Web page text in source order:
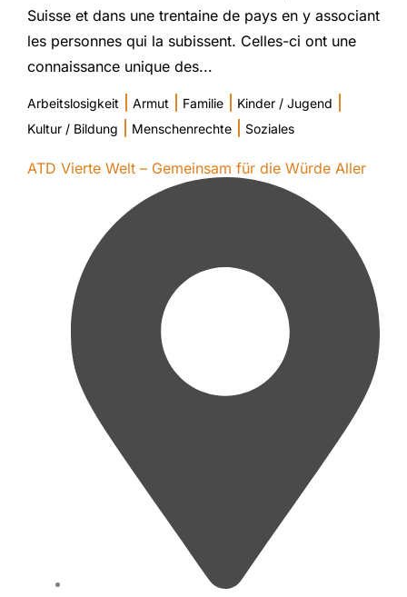
Suisse et dans une trentaine de pays en y associant
les personnes qui la subissent. Celles-ci ont une
connaissance unique des...
Arbeitslosigkeit Armut Familie Kinder / Jugend
Kultur / Bildung Menschenrechte Soziales
ATD Vierte Welt – Gemeinsam für die Würde Aller